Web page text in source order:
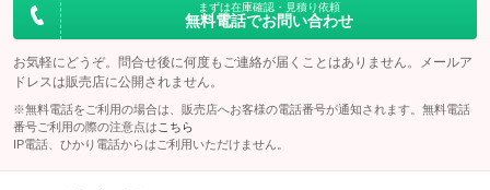
まずは在庫確認・見積り依頼
無料電話でお問い合わせ
お気軽にどうぞ。問合せ後に何度もご連絡が届くことはありません。メールア
ドレスは販売店に公開されません。
※無料電話をご利用の場合は、販売店へお客様の電話番号が通知されます。無料電話
番号ご利用の際の注意点は こちら
IP電話、ひかり電話からはご利用いただけません。